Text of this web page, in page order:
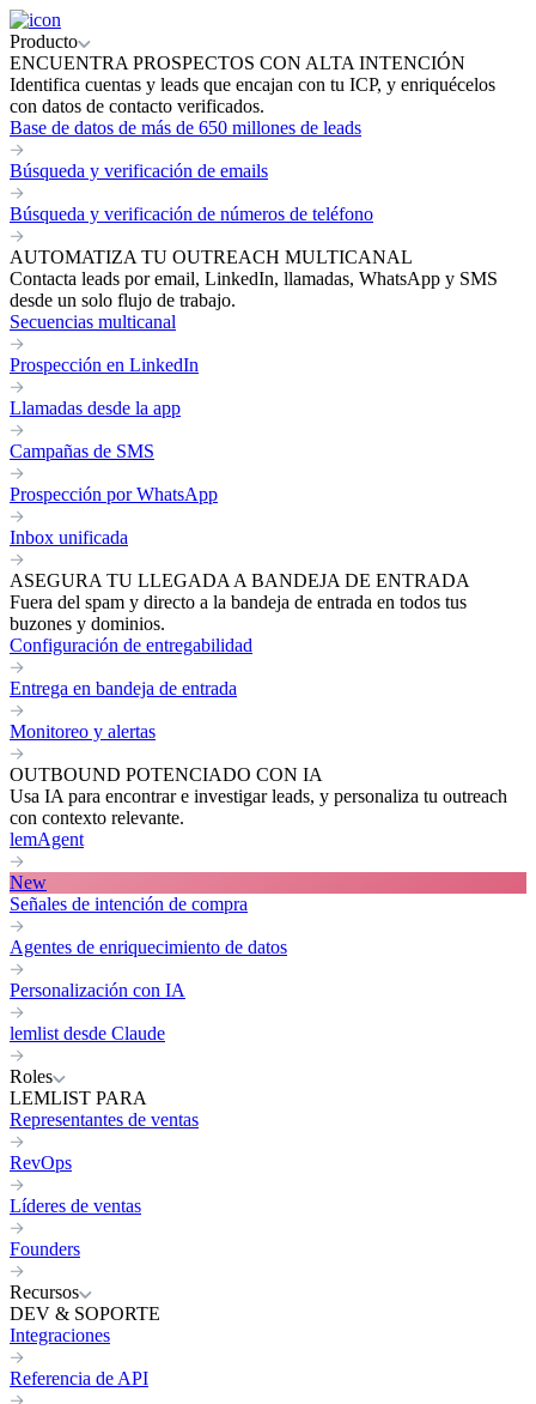
Producto
ENCUENTRA PROSPECTOS CON ALTA INTENCIÓN
Identifica cuentas y leads que encajan con tu ICP, y enriquécelos
con datos de contacto verificados.
Base de datos de más de 650 millones de leads
Búsqueda y verificación de emails
Búsqueda y verificación de números de teléfono
AUTOMATIZA TU OUTREACH MULTICANAL
Contacta leads por email, LinkedIn, llamadas, WhatsApp y SMS
desde un solo flujo de trabajo.
Secuencias multicanal
Prospección en LinkedIn
Llamadas desde la app
Campañas de SMS
Prospección por WhatsApp
Inbox unificada
ASEGURA TU LLEGADA A BANDEJA DE ENTRADA
Fuera del spam y directo a la bandeja de entrada en todos tus
buzones y dominios.
Configuración de entregabilidad
Entrega en bandeja de entrada
Monitoreo y alertas
OUTBOUND POTENCIADO CON IA
Usa IA para encontrar e investigar leads, y personaliza tu outreach
con contexto relevante.
lemAgent
New
Señales de intención de compra
Agentes de enriquecimiento de datos
Personalización con IA
lemlist desde Claude
Roles
LEMLIST PARA
Representantes de ventas
RevOps
Líderes de ventas
Founders
Recursos
DEV & SOPORTE
Integraciones
Referencia de API